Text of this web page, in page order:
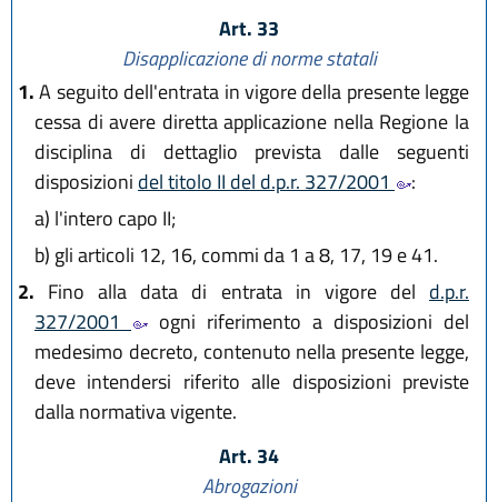
Art. 33
Disapplicazione di norme statali
1.A seguito dell'entrata in vigore della presente legge
cessa di avere diretta applicazione nella Regione la
disciplina di dettaglio prevista dalle seguenti
disposizioni del titolo II del d.p.r. 327/2001
:
a) l'intero capo II;
b) gli articoli 12, 16, commi da 1 a 8, 17, 19 e 41.
2. Fino alla data di entrata in vigore del d.p.r.
327/2001
ogni riferimento a disposizioni del
medesimo decreto, contenuto nella presente legge,
deve intendersi riferito alle disposizioni previste
dalla normativa vigente.
Art. 34
Abrogazioni